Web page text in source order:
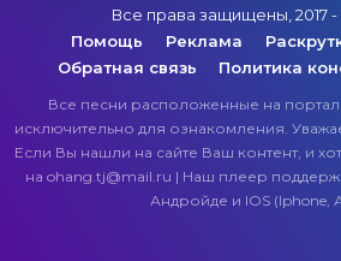
Все права защищены, 2017 -
Помощь
Реклама
Обратная связь
Политика
Все песни расположенные на
исключительно для ознакомления.
Если Вы нашли на сайте Ваш контент, и
на ohang.tj@mail.ru | Наш плеер
Андройде и IOS (Iphone,